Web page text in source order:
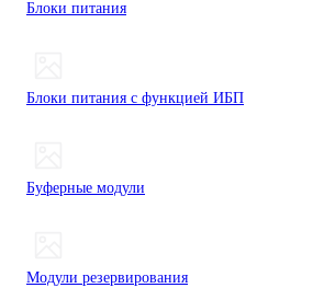
Блоки питания
Блоки питания с функцией ИБП
Буферные модули
Модули резервирования